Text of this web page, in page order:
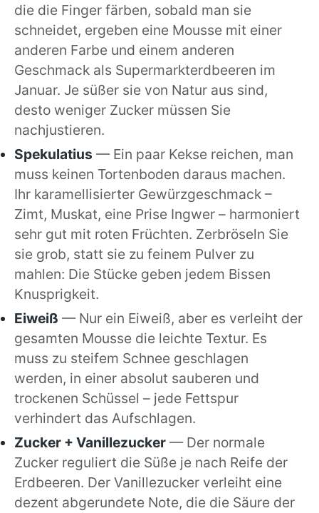
die die Finger färben, sobald man sie
schneidet, ergeben eine Mousse mit einer
anderen Farbe und einem anderen
Geschmack als Supermarkterdbeeren im
Januar. Je süßer sie von Natur aus sind,
desto weniger Zucker müssen Sie
nachjustieren.
Spekulatius — Ein paar Kekse reichen, man
muss keinen Tortenboden daraus machen.
Ihr karamellisierter Gewürzgeschmack –
Zimt, Muskat, eine Prise Ingwer – harmoniert
sehr gut mit roten Früchten. Zerbröseln Sie
sie grob, statt sie zu feinem Pulver zu
mahlen: Die Stücke geben jedem Bissen
Knusprigkeit.
Eiweiß — Nur ein Eiweiß, aber es verleiht der
gesamten Mousse die leichte Textur. Es
muss zu steifem Schnee geschlagen
werden, in einer absolut sauberen und
trockenen Schüssel – jede Fettspur
verhindert das Aufschlagen.
Zucker + Vanillezucker — Der normale
Zucker reguliert die Süße je nach Reife der
Erdbeeren. Der Vanillezucker verleiht eine
dezent abgerundete Note, die die Säure der